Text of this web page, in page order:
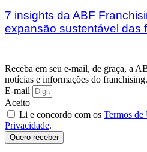
7 insights da ABF
expansão sustentável das
Receba em seu e-mail, de graça, a
notícias e informações do franchising.
E-mail
Aceito
Li e concordo com os Termos de
Privacidade.
Quero receber